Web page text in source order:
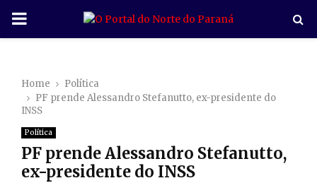
P
M
A
Home
Política
PF prende Alessandro Stefanutto, ex-presidente do
INSS
Política
PF prende Alessandro Stefanutto,
ex-presidente do INSS